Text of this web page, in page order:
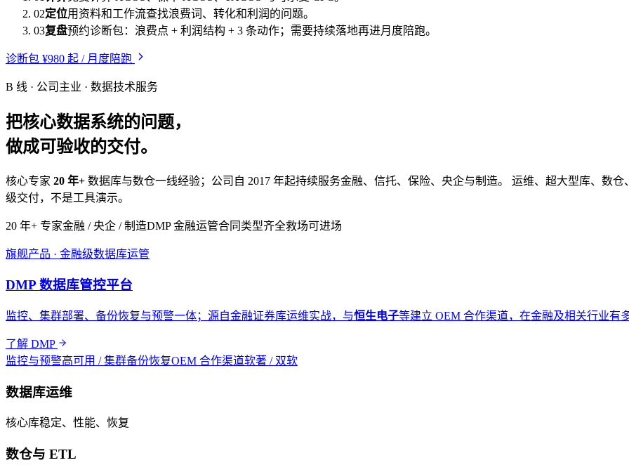
02定位用资料和工作流查找浪费词、转化和利润的问题。
03复盘预约诊断包：浪费点 + 利润结构 + 3 条动作；需要持续落地再进月度陪跑。
诊断包 ¥980 起 / 月度陪跑
B 线 · 公司主业 · 数据技术服务
把核心数据系统的问题，
做成可验收的交付。
核心专家 20 年+ 数据库与数仓一线经验；公司自 2017 年起持续服务金融、信托、保险、央企与制造。 运维、超大型库、数仓
级交付，不是工具演示。
20 年+ 专家金融 / 央企 / 制造DMP 金融运管合同类型齐全救场可进场
旗舰产品 · 金融级数据库运管
DMP 数据库管控平台
监控、集群部署、备份恢复与预警一体；源自金融证券库运维实战，与恒生电子等建立 OEM 合作渠道，在金融及相关行业有
了解 DMP
监控与预警高可用 / 集群备份恢复OEM 合作渠道软著 / 双软
数据库运维
核心库稳定、性能、恢复
数仓与 ETL